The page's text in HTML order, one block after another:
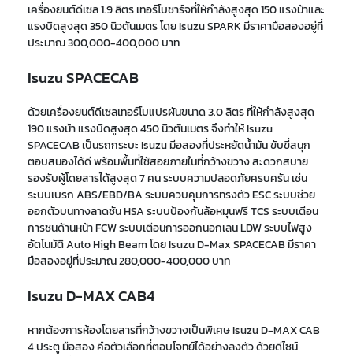
เครื่องยนต์ดีเซล 1.9 ลิตร เทอร์โบชาร์จที่ให้กำลังสูงสุด 150 แรงม้าและ
แรงบิดสูงสุด 350 นิวตันเมตร โดย Isuzu SPARK มีราคามือสองอยู่ที่
ประมาณ 300,000-400,000 บาท
Isuzu SPACECAB
ด้วยเครื่องยนต์ดีเซลเทอร์โบแปรผันขนาด 3.0 ลิตร ที่ให้กำลังสูงสุด
190 แรงม้า แรงบิดสูงสุด 450 นิวตันเมตร จึงทำให้ Isuzu
SPACECAB เป็นรถกระบะ Isuzu มือสองที่ประหยัดน้ำมัน ขับขี่สนุก
ตอบสนองได้ดี พร้อมพื้นที่ใช้สอยภายในที่กว้างขวาง สะดวกสบาย
รองรับผู้โดยสารได้สูงสุด 7 คน ระบบความปลอดภัยครบครัน เช่น
ระบบเบรก ABS/EBD/BA ระบบควบคุมการทรงตัว ESC ระบบช่วย
ออกตัวบนทางลาดชัน HSA ระบบป้องกันล้อหมุนฟรี TCS ระบบเตือน
การชนด้านหน้า FCW ระบบเตือนการออกนอกเลน LDW ระบบไฟสูง
อัตโนมัติ Auto High Beam โดย Isuzu D-Max SPACECAB มีราคา
มือสองอยู่ที่ประมาณ 280,000-400,000 บาท
Isuzu D-MAX CAB4
หากต้องการห้องโดยสารที่กว้างขวางเป็นพิเศษ Isuzu D-MAX CAB
4 ประตู มือสอง คือตัวเลือกที่ตอบโจทย์ได้อย่างลงตัว ด้วยดีไซน์